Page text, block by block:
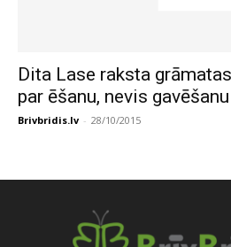
Dita Lase raksta
par ēšanu, nevis gavēšanu
Brivbridis.lv - 28/10/2015